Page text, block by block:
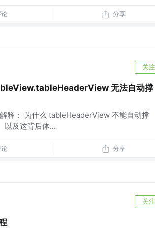
分享
关注
无法自动撑
释： 为什么 tableHeaderView 不能自动撑
以及这背后体...
分享
关注